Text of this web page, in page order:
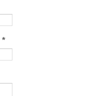
*